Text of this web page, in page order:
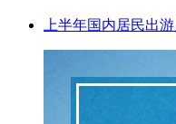
上半年国内居民出